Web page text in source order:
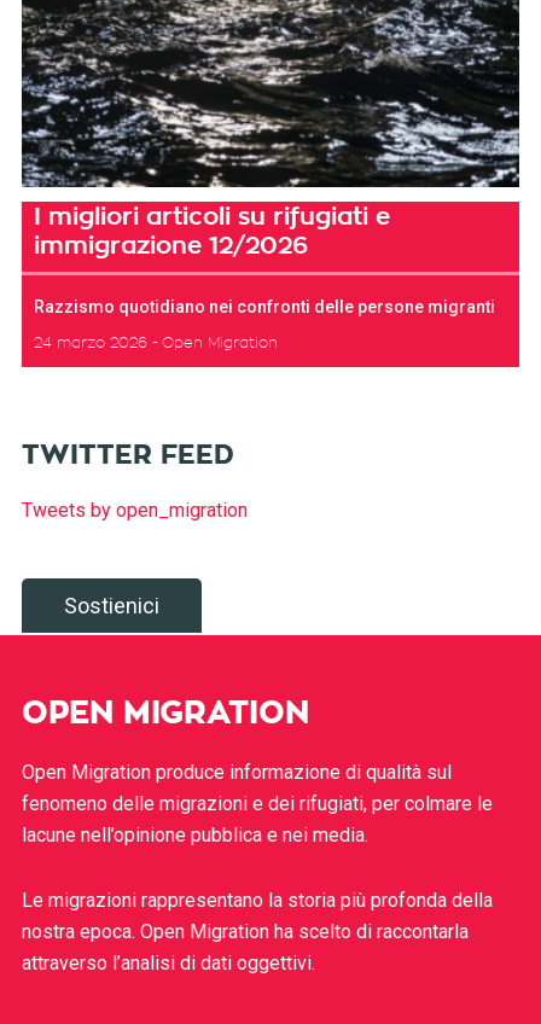
I migliori articoli su rifugiati e
immigrazione 12/2026
Razzismo quotidiano nei confronti delle persone migranti
24 marzo 2026 Open Migration
TWITTER FEED
Tweets by open_migration
Sostienici
OPEN MIGRATION
Open Migration produce informazione di qualità sul
fenomeno delle migrazioni e dei rifugiati, per colmare le
lacune nell’opinione pubblica e nei media.
Le migrazioni rappresentano la storia più profonda della
nostra epoca. Open Migration ha scelto di raccontarla
attraverso l’analisi di dati oggettivi.